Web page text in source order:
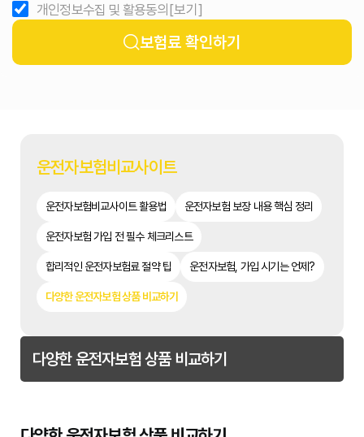
개인정보수집 및 활용동의 [보기]
보험료 확인하기
운전자보험비교사이트
운전자보험비교사이트 활용법 운전자보험 보장 내용 핵심 정리
운전자보험 가입 전 필수 체크리스트
합리적인 운전자보험료 절약 팁 운전자보험, 가입 시기는 언제?
다양한 운전자보험 상품 비교하기
다양한 운전자보험 상품 비교하기